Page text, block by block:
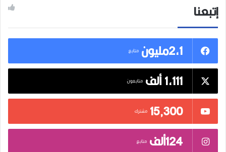
إتبعنا
2,1مليون
متابع
1,111 ألف متابعون
15٬300 مشترك
124ألف متابع